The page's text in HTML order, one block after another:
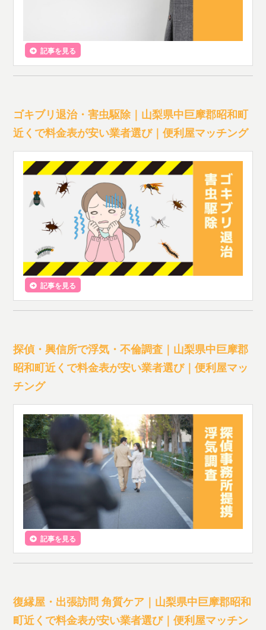
記事を見る
ゴキブリ退治・害虫駆除｜山梨県中巨摩郡昭和町
近くで料金表が安い業者選び｜便利屋マッチング
記事を見る
探偵・興信所で浮気・不倫調査｜山梨県中巨摩郡
昭和町近くで料金表が安い業者選び｜便利屋マッ
チング
記事を見る
復縁屋・出張訪問 角質ケア｜山梨県中巨摩郡昭和
町近くで料金表が安い業者選び｜便利屋マッチン